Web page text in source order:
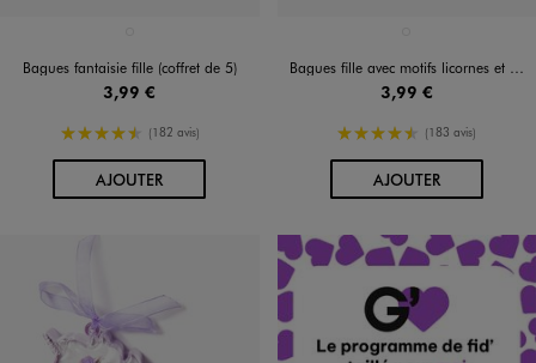
Bagues fantaisie fille (coffret de 5)
3,99 €
4.5/5 de moyenne
(182 avis)
AJOUTERAU PANIER
Bagues fille avec motifs licornes et coeur (coffret de 5)
3,99 €
4.5/5 de moyenne
(183 avis)
AJOUTERAU PANIER